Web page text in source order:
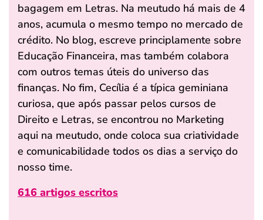
bagagem em Letras. Na meutudo há mais de 4
anos, acumula o mesmo tempo no mercado de
crédito. No blog, escreve principlamente sobre
Educação Financeira, mas também colabora
com outros temas úteis do universo das
finanças. No fim, Cecília é a típica geminiana
curiosa, que após passar pelos cursos de
Direito e Letras, se encontrou no Marketing
aqui na meutudo, onde coloca sua criatividade
e comunicabilidade todos os dias a serviço do
nosso time.
616 artigos escritos